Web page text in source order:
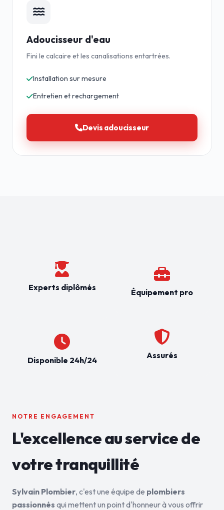
Adoucisseur d'eau
Fini le calcaire et les canalisations entartrées.
Installation sur mesure
Entretien et rechargement
Devis adoucisseur
Experts diplômés
Disponible 24h/24
Équipement pro
Assurés
NOTRE ENGAGEMENT
L'excellence au service de
votre tranquillité
Sylvain Plombier, c'est une équipe de plombiers
passionnés qui mettent un point d'honneur à vous offrir